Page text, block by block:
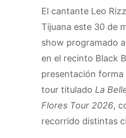
El cantante Leo
Tijuana este 30 de
show programado
en el recinto Black
presentación forma
tour titulado La
Flores Tour 2026,
recorrido distintas